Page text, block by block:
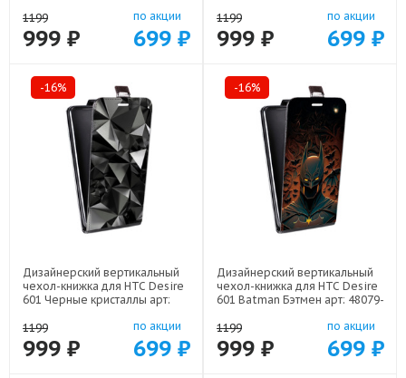
1199
999 ₽
по акции
699 ₽
1199
999 ₽
по акции
699 ₽
-16%
Дизайнерский вертикальный
чехол-книжка для HTC Desire
601 Черные кристаллы арт:
1199
999 ₽
по акции
699 ₽
-16%
Дизайнерский вертикальный
чехол-книжка для HTC Desire
601 Batman Бэтмен арт: 48079-
1199
999 ₽
по акции
699 ₽